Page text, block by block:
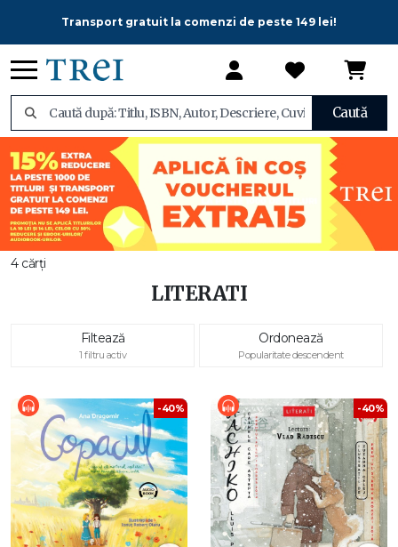
Transport gratuit la comenzi de peste 149 lei!
Caută
4 cărți
LITERATI
Filtează
1 filtru activ
Ordonează
Popularitate descendent
-40% -40%